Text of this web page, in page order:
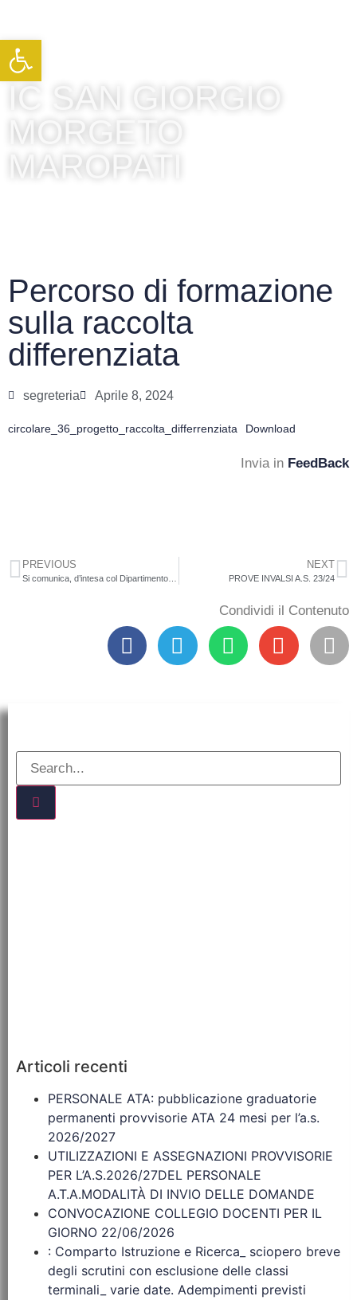
IC SAN GIORGIO
MORGETO
MAROPATI
Percorso di formazione
sulla raccolta
differenziata
segreteria Aprile 8, 2024
circolare_36_progetto_raccolta_differrenziata Download
Invia in FeedBack
PREVIOUS NEXT
PROVE INVALSI A.S. 23/24
Condividi il Contenuto
Articoli recenti
PERSONALE ATA: pubblicazione graduatorie
permanenti provvisorie ATA 24 mesi per l’a.s.
2026/2027
UTILIZZAZIONI E ASSEGNAZIONI PROVVISORIE
PER L’A.S.2026/27DEL PERSONALE
A.T.A.MODALITÀ DI INVIO DELLE DOMANDE
CONVOCAZIONE COLLEGIO DOCENTI PER IL
GIORNO 22/06/2026
: Comparto Istruzione e Ricerca_ sciopero breve
degli scrutini con esclusione delle classi
terminali_ varie date. Adempimenti previsti
Apri la barra degli strumenti